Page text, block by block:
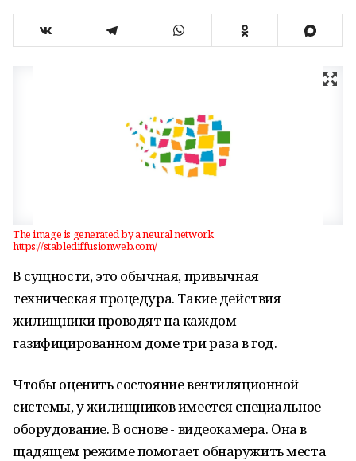
The image is generated by a neural network
https://stablediffusionweb.com/
В сущности, это обычная, привычная
техническая процедура. Такие действия
жилищники проводят на каждом
газифицированном доме три раза в год.
Чтобы оценить состояние вентиляционной
системы, у жилищников имеется специальное
оборудование. В основе - видеокамера. Она в
щадящем режиме помогает обнаружить места